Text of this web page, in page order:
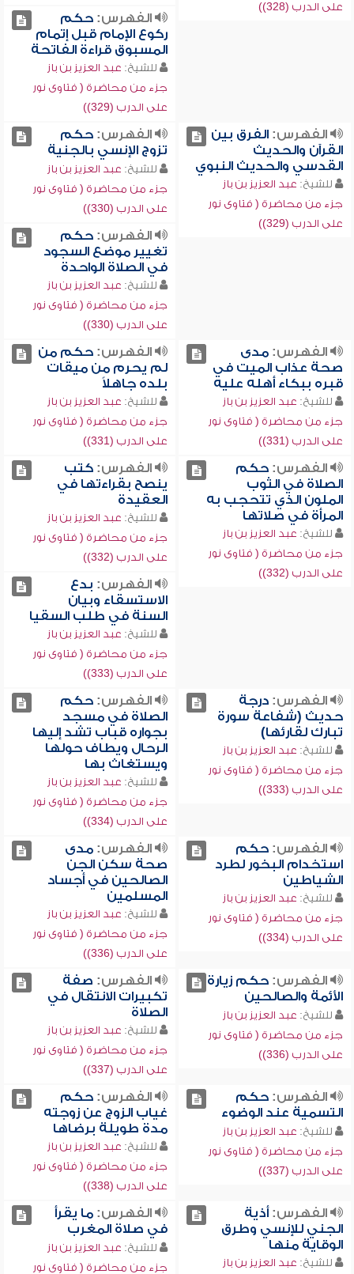
على الدرب (328))
الفهرس:حكم
ركوع الإمام قبل إتمام
المسبوق قراءة الفاتحة
للشيخ: عبد العزيز بن باز
جزء من محاضرة ( فتاوى نور
على الدرب (329))
الفهرس:الفرق بين
القرآن والحديث
القدسي والحديث النبوي
للشيخ: عبد العزيز بن باز
جزء من محاضرة ( فتاوى نور
على الدرب (329))
الفهرس:حكم
تزوج الإنسي بالجنية
للشيخ: عبد العزيز بن باز
جزء من محاضرة ( فتاوى نور
على الدرب (330))
الفهرس:حكم
تغيير موضع السجود
في الصلاة الواحدة
للشيخ: عبد العزيز بن باز
جزء من محاضرة ( فتاوى نور
على الدرب (330))
الفهرس:مدى
صحة عذاب الميت في
قبره ببكاء أهله عليه
للشيخ: عبد العزيز بن باز
جزء من محاضرة ( فتاوى نور
على الدرب (331))
الفهرس:حكم من
لم يحرم من ميقات
بلده جاهلاً
للشيخ: عبد العزيز بن باز
جزء من محاضرة ( فتاوى نور
على الدرب (331))
الفهرس:حكم
الصلاة في الثوب
الملون الذي تتحجب به
المرأة في صلاتها
للشيخ: عبد العزيز بن باز
جزء من محاضرة ( فتاوى نور
على الدرب (332))
الفهرس:كتب
ينصح بقراءتها في
العقيدة
للشيخ: عبد العزيز بن باز
جزء من محاضرة ( فتاوى نور
على الدرب (332))
الفهرس: بدع
الاستسقاء وبيان
السنة في طلب السقيا
للشيخ: عبد العزيز بن باز
جزء من محاضرة ( فتاوى نور
على الدرب (333))
الفهرس:درجة
حديث (شفاعة سورة
تبارك لقارئها)
للشيخ: عبد العزيز بن باز
جزء من محاضرة ( فتاوى نور
على الدرب (333))
الفهرس:حكم
الصلاة في مسجد
بجواره قباب تشد إليها
الرحال ويطاف حولها
ويستغاث بها
للشيخ: عبد العزيز بن باز
جزء من محاضرة ( فتاوى نور
على الدرب (334))
الفهرس:حكم
استخدام البخور لطرد
الشياطين
للشيخ: عبد العزيز بن باز
جزء من محاضرة ( فتاوى نور
على الدرب (334))
الفهرس:مدى
صحة سكن الجن
الصالحين في أجساد
المسلمين
للشيخ: عبد العزيز بن باز
جزء من محاضرة ( فتاوى نور
على الدرب (336))
الفهرس:حكم زيارة
الأئمة والصالحين
للشيخ: عبد العزيز بن باز
جزء من محاضرة ( فتاوى نور
على الدرب (336))
الفهرس: صفة
تكبيرات الانتقال في
الصلاة
للشيخ: عبد العزيز بن باز
جزء من محاضرة ( فتاوى نور
على الدرب (337))
الفهرس:حكم
التسمية عند الوضوء
للشيخ: عبد العزيز بن باز
جزء من محاضرة ( فتاوى نور
على الدرب (337))
الفهرس:حكم
غياب الزوج عن زوجته
مدة طويلة برضاها
للشيخ: عبد العزيز بن باز
جزء من محاضرة ( فتاوى نور
على الدرب (338))
الفهرس:أذية
الجني للإنسي وطرق
الوقاية منها
للشيخ: عبد العزيز بن باز
الفهرس:ما يقرأ
في صلاة المغرب
للشيخ: عبد العزيز بن باز
جزء من محاضرة ( فتاوى نور